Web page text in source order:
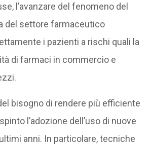
l’avanzare del fenomeno del
del settore farmaceutico
i pazienti a rischi quali la
di farmaci in commercio e
bisogno di rendere più efficiente
l’adozione dell’uso di nuove
anni. In particolare, tecniche